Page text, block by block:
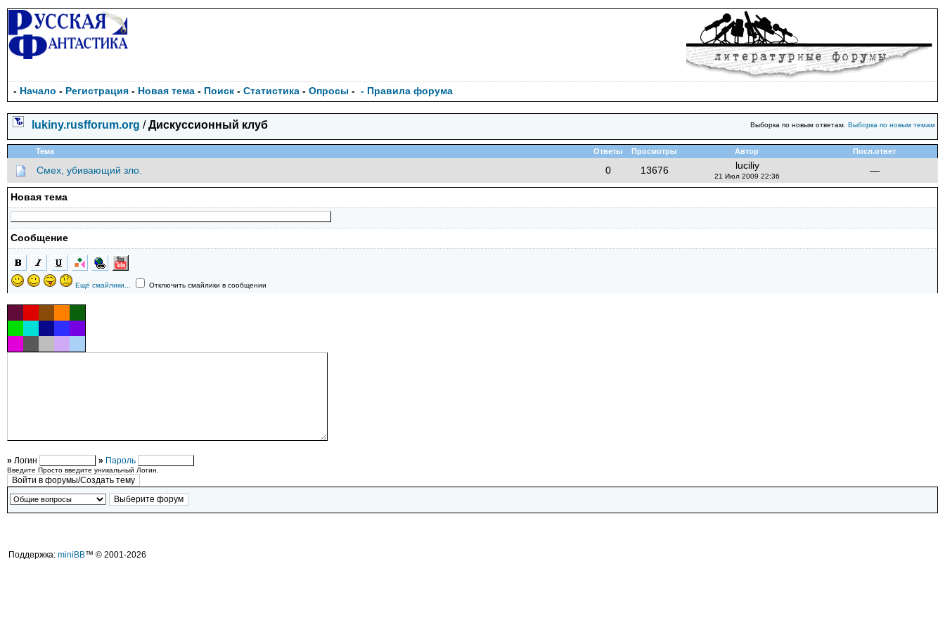
- Начало - Регистрация - Новая тема - Поиск - Статистика - Опросы - - Правила форума
lukiny.rusfforum.org /Дискуссионный клуб Выборка по новым ответам. Выборка по новым темам
Тема Ответы Просмотры Автор Посл.ответ
Смех, убивающий зло. 0 13676 luciliy
21 Июл 2009 22:36
—
Новая тема
Сообщение
Ещё смайлики... Отключить смайлики в сообщении
» Логин » Пароль
Введите Просто введите уникальный Логин.
Поддержка: miniBB™ © 2001-2026